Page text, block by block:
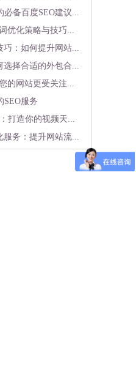
备百度SEO建议...
优化策略与技巧...
巧：如何提升网站...
选择合适的外包合...
的网站更受关注...
SEO服务
打造你的视频天...
务：提升网站流...